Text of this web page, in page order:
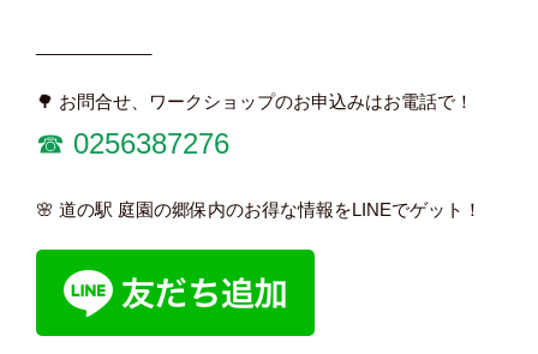
🌳 お問合せ、ワークショップのお申込みはお電話で！
☎︎ 0256387276
🌸 道の駅 庭園の郷保内のお得な情報をLINEでゲット！